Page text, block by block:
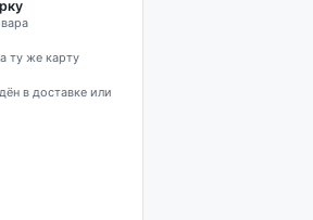
ту же карту
в доставке или